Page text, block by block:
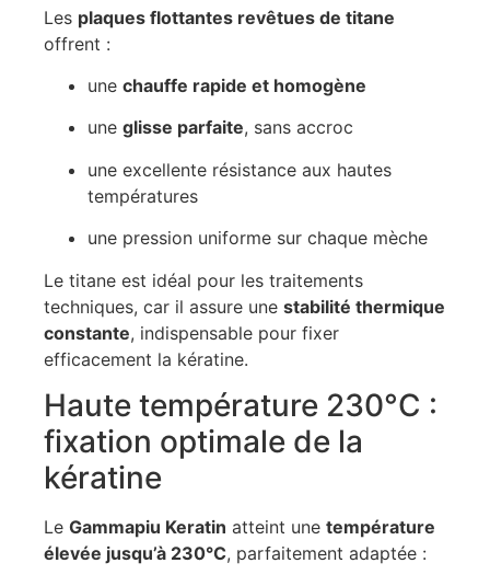
Les plaques flottantes revêtues de titane
offrent :
une chauffe rapide et homogène
une glisse parfaite, sans accroc
une excellente résistance aux hautes
températures
une pression uniforme sur chaque mèche
Le titane est idéal pour les traitements
techniques, car il assure une stabilité thermique
constante, indispensable pour fixer
efficacement la kératine.
Haute température 230°C :
fixation optimale de la
kératine
Le Gammapiu Keratin atteint une température
élevée jusqu’à 230°C, parfaitement adaptée :